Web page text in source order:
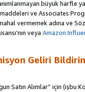
büyük harfle
ve Associates
vermemek adına ve
veya Amazon
Geliri
Satın Alımlar” için